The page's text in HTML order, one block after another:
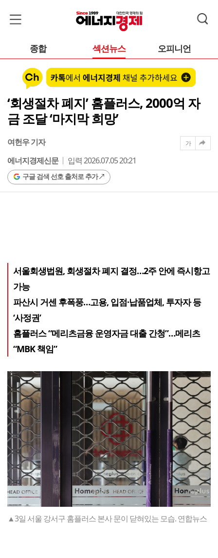
종합 섹션뉴스 오피니언
‘회생절차 폐지’ 홈플러스, 2000억 자
금 조달 ‘마지막 희망’
여헌우 기자
에너지경제신문
입력 2026.07.05 20:21
구글 검색 선호 출처로 추가
가
서울회생법원, 회생절차 폐지 결정…2주 안에 즉시항고
가능
파산시 거센 후폭풍…고용, 입점·납품업체, 투자자 등
‘사정권’
홈플러스 “메리츠금융 운영자금 대출 간청”…메리츠
“MBK 책임”
▲3일 서울 강서구 홈플러스 본사 문이 닫혀있는 모습. 연합뉴스